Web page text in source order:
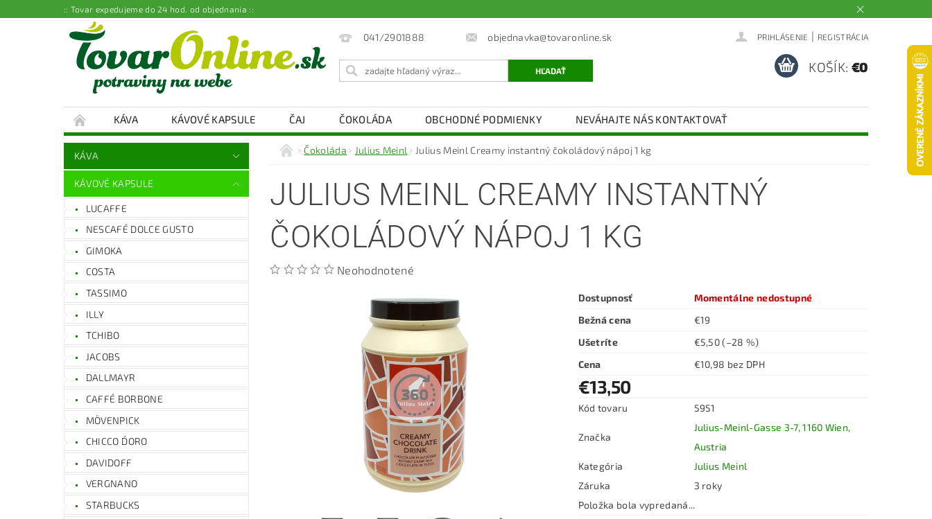
:: Tovar expedujeme do 24 hod. od objednania ::
041/2901888 objednavka@tovaronline.sk PRIHLÁSENIE | REGISTRÁCIA
KOŠÍK: €0
KÁVA KÁVOVÉ KAPSULE ČAJ ČOKOLÁDA OBCHODNÉ PODMIENKY NEVÁHAJTE NÁS KONTAKTOVAŤ
KÁVA
KÁVOVÉ KAPSULE
LUCAFFE
NESCAFÉ DOLCE GUSTO
GIMOKA
COSTA
TASSIMO
ILLY
TCHIBO
JACOBS
DALLMAYR
CAFFÉ BORBONE
MÖVENPICK
CHICCO D´ORO
DAVIDOFF
VERGNANO
STARBUCKS
Čokoláda Julius Meinl Julius Meinl Creamy instantný čokoládový nápoj 1 kg
JULIUS MEINL CREAMY INSTANTNÝ
ČOKOLÁDOVÝ NÁPOJ 1 KG
Neohodnotené
Dostupnosť
Momentálne nedostupné
Bežná cena
€19
Ušetríte
€5,50(–28 %)
Cena
€10,98 bez DPH
€13,50
Kód tovaru 5951
Značka
Julius-Meinl-Gasse 3-7, 1160 Wien,
Austria
Kategória
Julius Meinl
Záruka
3 roky
Položka bola vypredaná...